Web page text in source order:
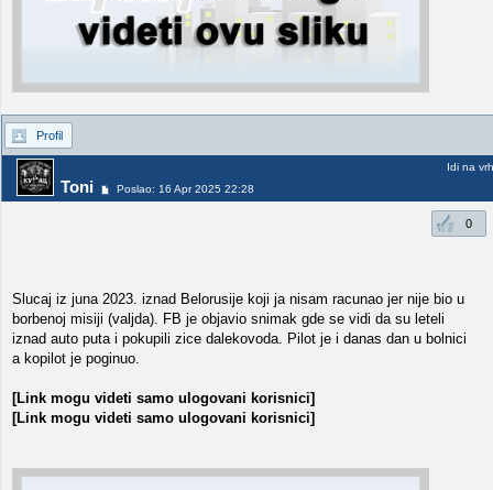
Profil
Toni Poslao: 16 Apr 2025 22:28
Idi na vrh
0
Slucaj iz juna 2023. iznad Belorusije koji ja nisam racunao jer nije bio u
borbenoj misiji (valjda). FB je objavio snimak gde se vidi da su leteli
iznad auto puta i pokupili zice dalekovoda. Pilot je i danas dan u bolnici
a kopilot je poginuo.
[Link mogu videti samo ulogovani korisnici]
[Link mogu videti samo ulogovani korisnici]